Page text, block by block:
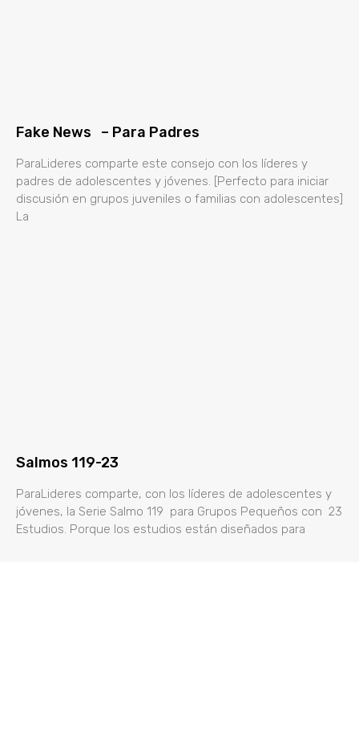
Fake News – Para Padres
ParaLideres comparte este consejo con los líderes y
padres de adolescentes y jóvenes. [Perfecto para iniciar
discusión en grupos juveniles o familias con adolescentes]
La
Salmos 119-23
ParaLideres comparte, con los líderes de adolescentes y
jóvenes, la Serie Salmo 119 para Grupos Pequeños con 23
Estudios. Porque los estudios están diseñados para